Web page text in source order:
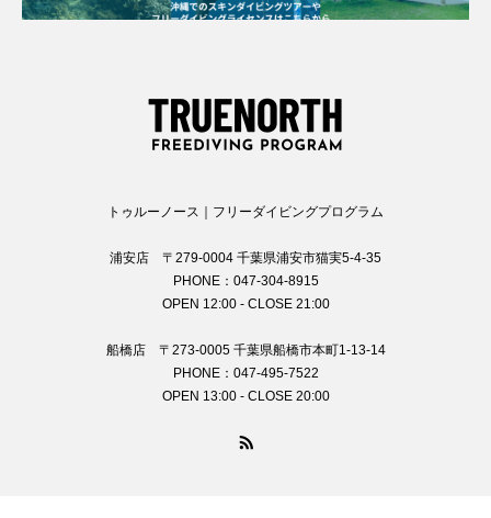
トゥルーノース｜フリーダイビングプログラム
浦安店 〒279-0004 千葉県浦安市猫実5-4-35
PHONE：047-304-8915
OPEN 12:00 - CLOSE 21:00
船橋店 〒273-0005 千葉県船橋市本町1-13-14
PHONE：047-495-7522
OPEN 13:00 - CLOSE 20:00